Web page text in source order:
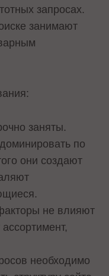
запросах.
занимают
заняты.
по
они создают
не влияют
необходимо